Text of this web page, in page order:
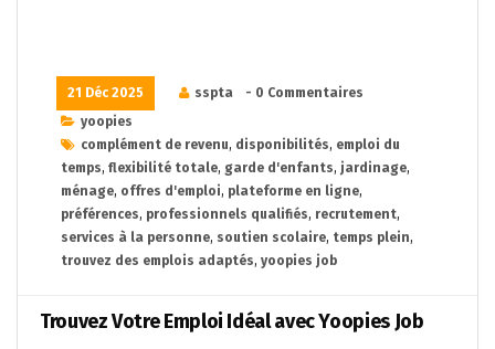
21 Déc 2025 sspta
- 0 Commentaires
yoopies
complément de revenu, disponibilités, emploi du
temps, flexibilité totale, garde d'enfants, jardinage,
ménage, offres d'emploi, plateforme en ligne,
préférences, professionnels qualifiés, recrutement,
services à la personne, soutien scolaire, temps plein,
trouvez des emplois adaptés, yoopies job
Trouvez Votre Emploi Idéal avec Yoopies Job